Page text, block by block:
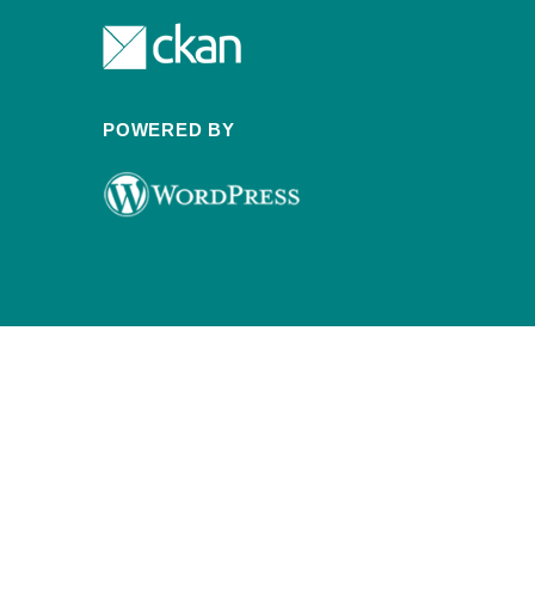
POWERED BY